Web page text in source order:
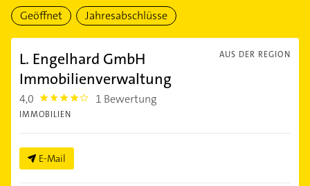
Geöffnet Jahresabschlüsse
AUS DER REGION
L. Engelhard GmbH
Immobilienverwaltung
4,0 4.0 1 Bewertung
IMMOBILIEN
E-Mail